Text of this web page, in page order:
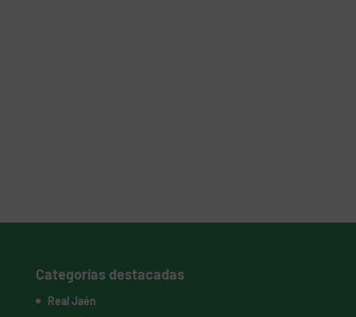
Categorías destacadas
Real Jaén